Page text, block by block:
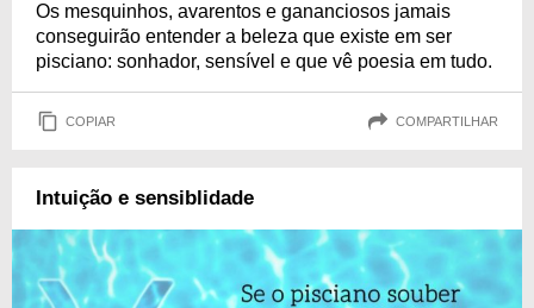
Os mesquinhos, avarentos e gananciosos jamais
conseguirão entender a beleza que existe em ser
pisciano: sonhador, sensível e que vê poesia em tudo.
COPIAR COMPARTILHAR
Intuição e sensiblidade